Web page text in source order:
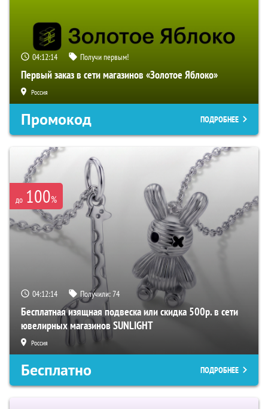
04:12:13 Получи первым!
Первый заказ в сети магазинов «Золотое Яблоко»
Россия
Промокод ПОДРОБНЕЕ
до 100%
04:12:13 Получили:74
Бесплатная изящная подвеска или скидка 500р. в сети
ювелирных магазинов SUNLIGHT
Россия
Бесплатно ПОДРОБНЕЕ